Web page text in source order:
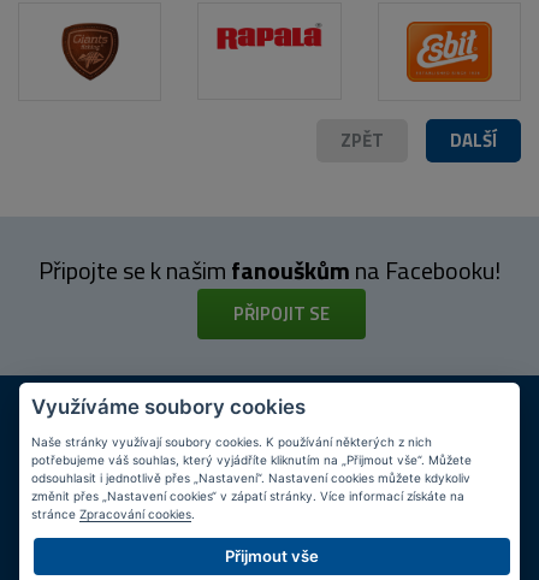
DALŠÍ
ZPĚT
Připojte se k našimfanouškůmna Facebooku!
PŘIPOJIT SE
DOPRAVA ZDARMA
Při nákupu nad 2 000 Kč
KAMENNÉ PRODEJNY
Jsme na trhu více než 10 let
Tipyk nákupu
Napište nám svůj e-mail a my vás budeme informovatmax.
o zajímavých nabídkách!
Využíváme soubory cookies
Naše stránky využívají soubory cookies. K používání některých z nich
potřebujeme váš souhlas, který vyjádříte kliknutím na „Přijmout vše“. Můžete
odsouhlasit i jednotlivě přes „Nastavení“. Nastavení cookies můžete kdykoliv
změnit přes „Nastavení cookies“ v zápatí stránky. Více informací získáte na
stránce Zpracování cookies
Přijmout vše